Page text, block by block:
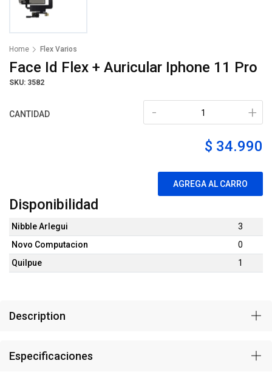
Home Flex Varios
Face Id Flex + Auricular Iphone 11 Pro
SKU: 3582
CANTIDAD +
-
$ 34.990
AGREGA AL CARRO
Disponibilidad
Nibble Arlegui
3
Novo Computacion
0
Quilpue
1
Description
Especificaciones